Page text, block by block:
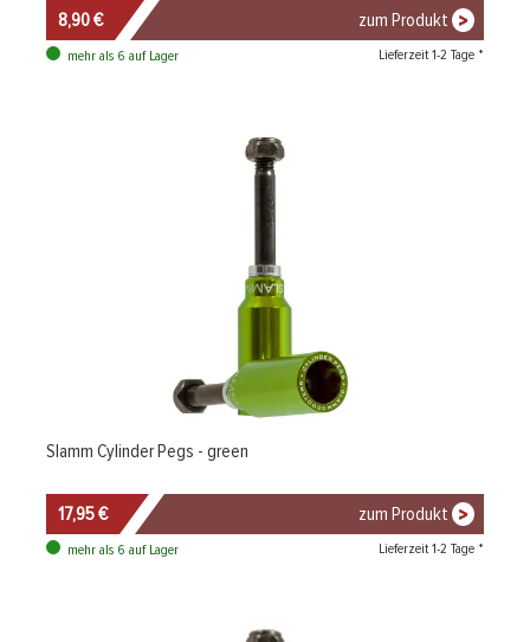
8,90 € zum Produkt
mehr als 6 auf Lager Lieferzeit 1-2 Tage *
Slamm Cylinder Pegs - green
17,95 € zum Produkt
mehr als 6 auf Lager Lieferzeit 1-2 Tage *